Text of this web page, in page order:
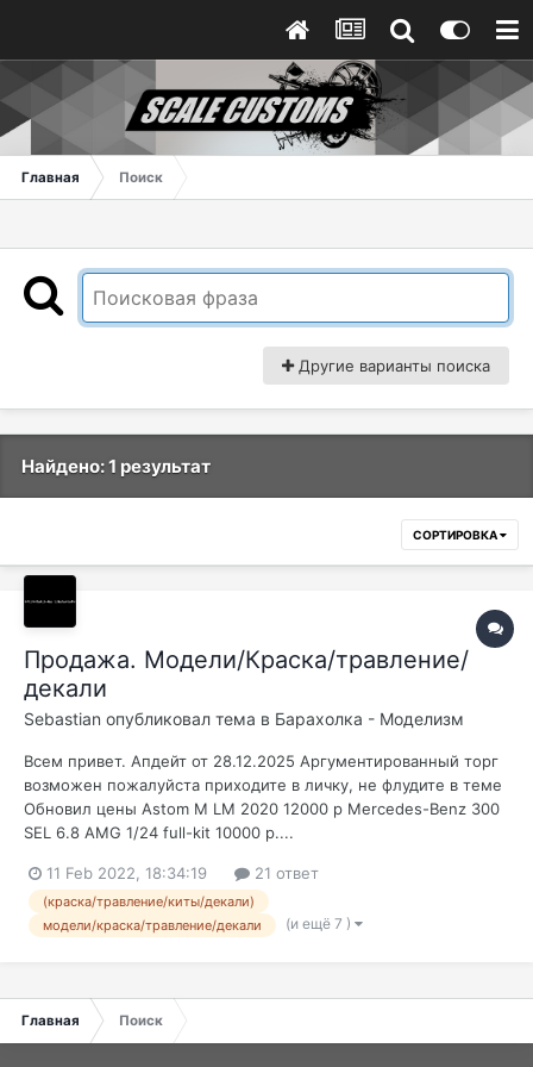
Главная Поиск
Другие варианты поиска
Найдено: 1 результат
СОРТИРОВКА
Продажа. Модели/Краска/травление/
декали
Sebastian опубликовал тема в Барахолка - Моделизм
Всем привет. Апдейт от 28.12.2025 Аргументированный торг
возможен пожалуйста приходите в личку, не флудите в теме
Обновил цены Astom M LM 2020 12000 р Mercedes-Benz 300
SEL 6.8 AMG 1/24 full-kit 10000 р....
11 Feb 2022, 18:34:19 21 ответ
(краска/травление/киты/декали)
модели/краска/травление/декали
(и ещё 7 )
Главная Поиск